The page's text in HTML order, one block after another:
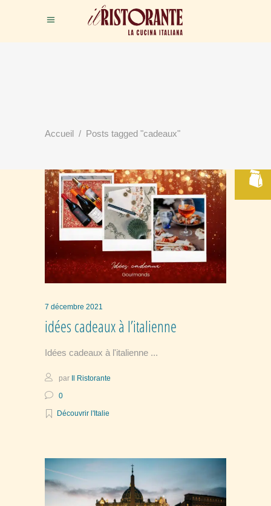
Accueil / Posts tagged "cadeaux"
7 décembre 2021
idées cadeaux à l’italienne
Idées cadeaux à l'italienne
par Il Ristorante
0
Découvrir l'Italie